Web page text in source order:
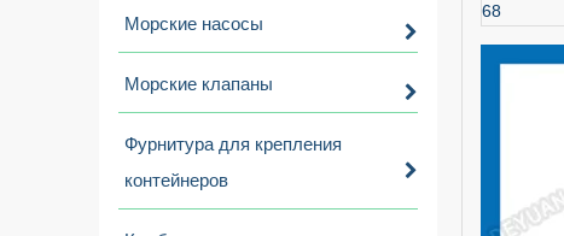
Морские насосы
Морские клапаны
Фурнитура для крепления
контейнеров
68